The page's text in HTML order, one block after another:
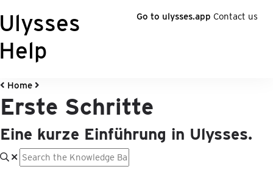
Go to ulysses.app Contact us
Home
Erste Schritte
Eine kurze Einführung in Ulysses.